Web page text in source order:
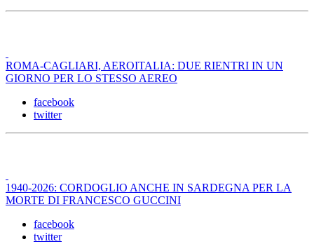
ROMA-CAGLIARI, AEROITALIA: DUE RIENTRI IN UN
GIORNO PER LO STESSO AEREO
facebook
twitter
1940-2026: CORDOGLIO ANCHE IN SARDEGNA PER LA
MORTE DI FRANCESCO GUCCINI
facebook
twitter